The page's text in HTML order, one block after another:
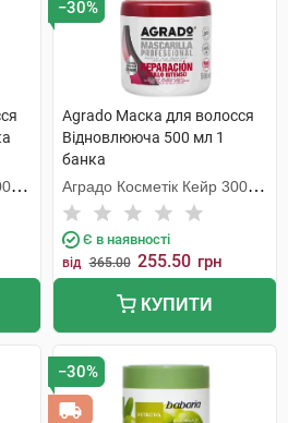
−30%
Agrado Маска для волосся
Відновлююча 500 мл 1
банка
Аградо Косметік Кейр 3000
С.Л.У.
Є в наявності
від 365.00 255.50 грн
КУПИТИ
−30%